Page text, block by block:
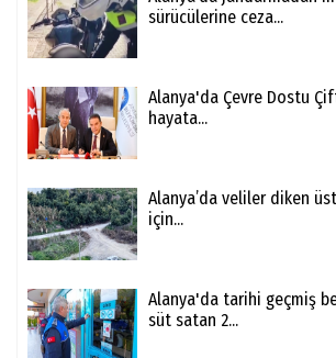
sürücülerine ceza...
Alanya'da Çevre Dostu
hayata...
Alanya’da veliler diken
için...
Alanya'da tarihi geçmiş
süt satan 2...